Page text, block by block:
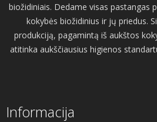
biožidiniais. Dedame visas pastangas
kokybės biožidinius ir jų priedus.
produkciją, pagamintą iš aukštos
atitinka aukščiausius higienos
Informacija